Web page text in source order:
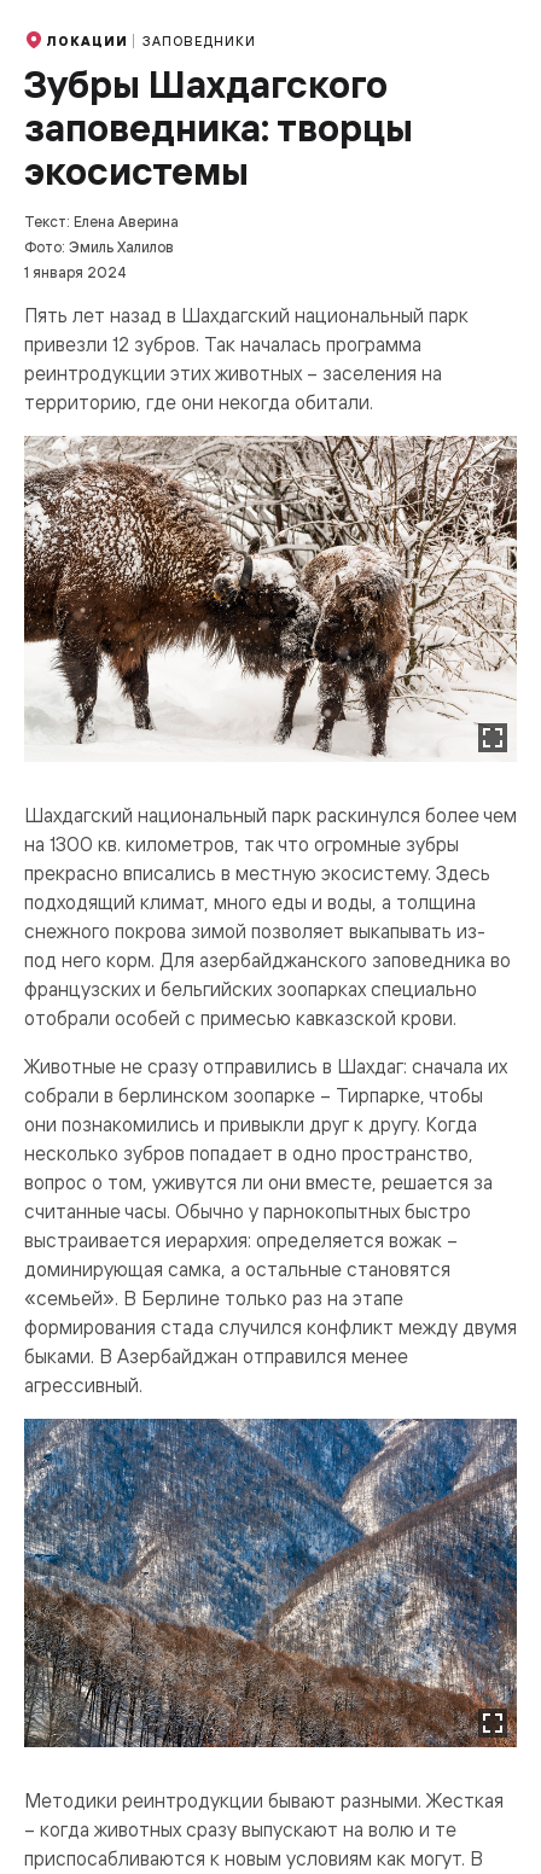
ЛОКАЦИИ ЗАПОВЕДНИКИ
Зубры Шахдагского
заповедника: творцы
экосистемы
Текст: Елена Аверина
Фото: Эмиль Халилов
1 января 2024
Пять лет назад в Шахдагский национальный парк
привезли 12 зубров. Так началась программа
реинтродукции этих животных – заселения на
территорию, где они некогда обитали.
Шахдагский национальный парк раскинулся более чем
на 1300 кв. километров, так что огромные зубры
прекрасно вписались в местную экосистему. Здесь
подходящий климат, много еды и воды, а толщина
снежного покрова зимой позволяет выкапывать из-
под него корм. Для азербайджанского заповедника во
французских и бельгийских зоопарках специально
отобрали особей с примесью кавказской крови.
Животные не сразу отправились в Шахдаг: сначала их
собрали в берлинском зоопарке – Тирпарке, чтобы
они познакомились и привыкли друг к другу. Когда
несколько зубров попадает в одно пространство,
вопрос о том, уживутся ли они вместе, решается за
считанные часы. Обычно у парнокопытных быстро
выстраивается иерархия: определяется вожак –
доминирующая самка, а остальные становятся
«семьей». В Берлине только раз на этапе
формирования стада случился конфликт между двумя
быками. В Азербайджан отправился менее
агрессивный.
Методики реинтродукции бывают разными. Жесткая
– когда животных сразу выпускают на волю и те
приспосабливаются к новым условиям как могут. В